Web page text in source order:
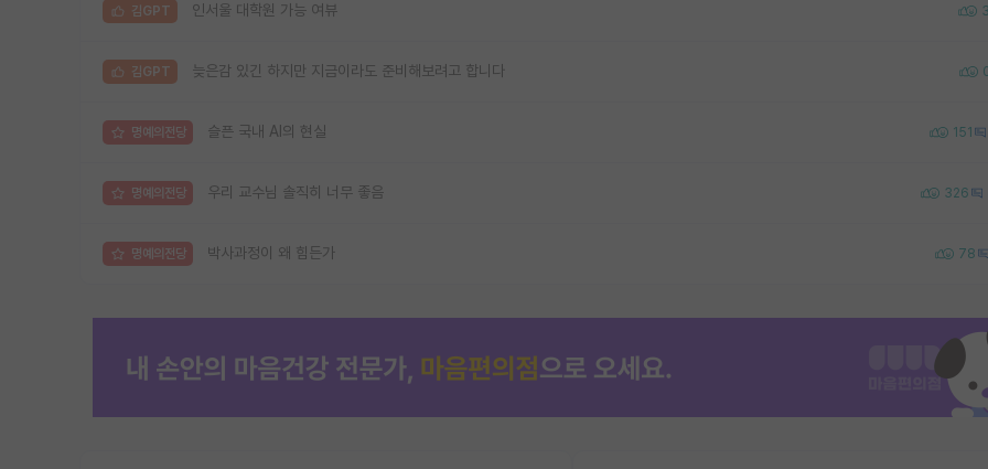
김GPT 인서울 대학원 가능 여뷰 3
김GPT 늦은감 있긴 하지만 지금이라도 준비해보려고 합니다
명예의전당 슬픈 국내 AI의 현실 151
명예의전당 우리 교수님 솔직히 너무 좋음 326
명예의전당 박사과정이 왜 힘든가 78